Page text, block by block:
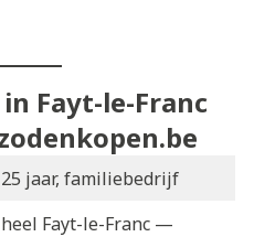
Fayt-le-Franc
jaar, familiebedrijf
Fayt-le-Franc —